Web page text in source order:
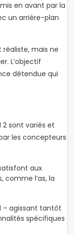
en avant par la
un arrière-plan
réaliste, mais ne
L’objectif
détendue qui
2 sont variés et
les concepteurs
aux
comme l’as, la
– agissant tantôt
spécifiques